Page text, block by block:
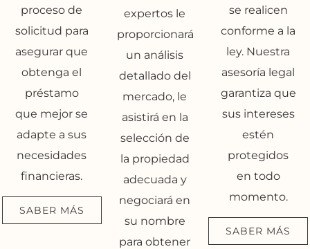
proceso de
solicitud para
asegurar que
obtenga el
préstamo
que mejor se
adapte a sus
necesidades
financieras.
SABER MÁS
expertos le
proporcionará
un análisis
detallado del
mercado, le
asistirá en la
selección de
la propiedad
adecuada y
negociará en
su nombre
para obtener
se realicen
conforme a la
ley. Nuestra
asesoría legal
garantiza que
sus intereses
estén
protegidos
en todo
momento.
SABER MÁS